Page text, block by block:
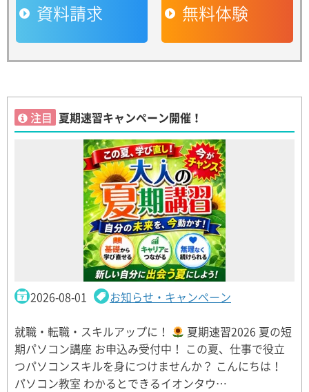
資料請求 無料体験
注目 夏期速習キャンペーン開催！
2026-08-01 お知らせ・キャンペーン
就職・転職・スキルアップに！
夏期速習2026 夏の短
期パソコン講座 お申込み受付中！ この夏、仕事で役立
つパソコンスキルを身につけませんか？ こんにちは！
パソコン教室 わかるとできるイオンタウ…